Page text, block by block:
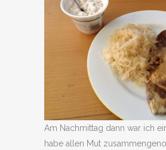
Am Nachmittag dann war ich
habe allen Mut